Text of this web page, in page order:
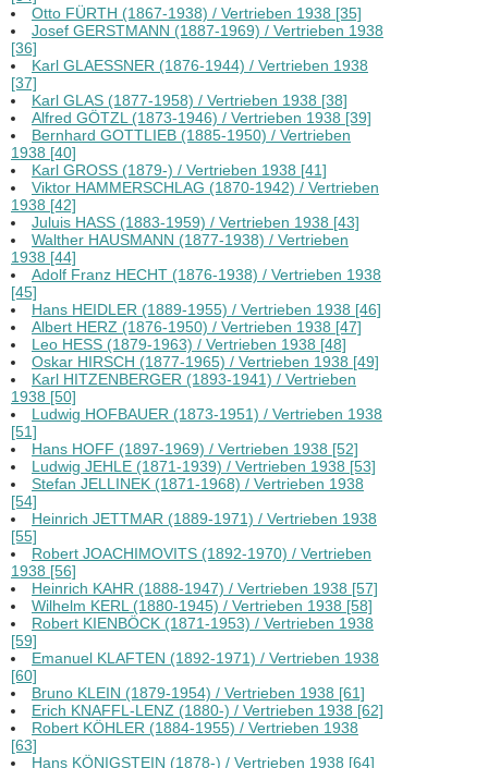
Otto FÜRTH (1867-1938) / Vertrieben 1938 [35]
Josef GERSTMANN (1887-1969) / Vertrieben 1938
[36]
Karl GLAESSNER (1876-1944) / Vertrieben 1938
[37]
Karl GLAS (1877-1958) / Vertrieben 1938 [38]
Alfred GÖTZL (1873-1946) / Vertrieben 1938 [39]
Bernhard GOTTLIEB (1885-1950) / Vertrieben
1938 [40]
Karl GROSS (1879-) / Vertrieben 1938 [41]
Viktor HAMMERSCHLAG (1870-1942) / Vertrieben
1938 [42]
Juluis HASS (1883-1959) / Vertrieben 1938 [43]
Walther HAUSMANN (1877-1938) / Vertrieben
1938 [44]
Adolf Franz HECHT (1876-1938) / Vertrieben 1938
[45]
Hans HEIDLER (1889-1955) / Vertrieben 1938 [46]
Albert HERZ (1876-1950) / Vertrieben 1938 [47]
Leo HESS (1879-1963) / Vertrieben 1938 [48]
Oskar HIRSCH (1877-1965) / Vertrieben 1938 [49]
Karl HITZENBERGER (1893-1941) / Vertrieben
1938 [50]
Ludwig HOFBAUER (1873-1951) / Vertrieben 1938
[51]
Hans HOFF (1897-1969) / Vertrieben 1938 [52]
Ludwig JEHLE (1871-1939) / Vertrieben 1938 [53]
Stefan JELLINEK (1871-1968) / Vertrieben 1938
[54]
Heinrich JETTMAR (1889-1971) / Vertrieben 1938
[55]
Robert JOACHIMOVITS (1892-1970) / Vertrieben
1938 [56]
Heinrich KAHR (1888-1947) / Vertrieben 1938 [57]
Wilhelm KERL (1880-1945) / Vertrieben 1938 [58]
Robert KIENBÖCK (1871-1953) / Vertrieben 1938
[59]
Emanuel KLAFTEN (1892-1971) / Vertrieben 1938
[60]
Bruno KLEIN (1879-1954) / Vertrieben 1938 [61]
Erich KNAFFL-LENZ (1880-) / Vertrieben 1938 [62]
Robert KÖHLER (1884-1955) / Vertrieben 1938
[63]
Hans KÖNIGSTEIN (1878-) / Vertrieben 1938 [64]